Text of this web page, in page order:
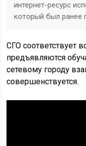
интернет-ресурс
который был ранее
СГО соответствует
предъявляются
сетевому городу
совершенствуется.